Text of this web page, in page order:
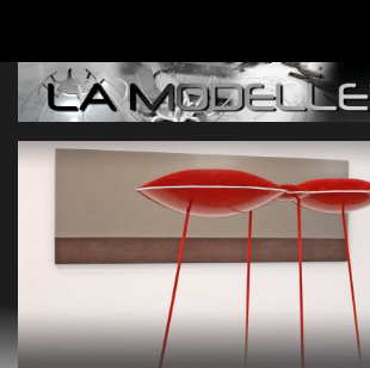
contenuto
principale